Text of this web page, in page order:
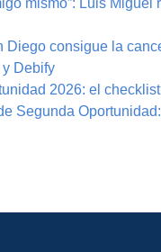
Diego consigue la
Debify
2026: el
Segunda